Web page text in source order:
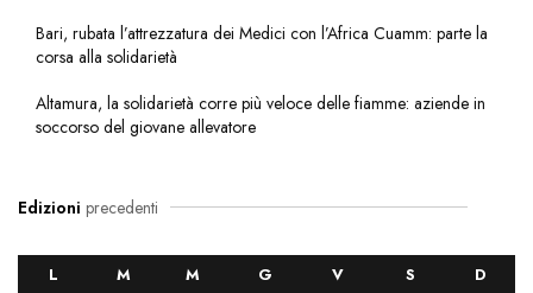
Bari, rubata l’attrezzatura dei Medici con l’Africa Cuamm: parte la
corsa alla solidarietà
Altamura, la solidarietà corre più veloce delle fiamme: aziende in
soccorso del giovane allevatore
Edizioni precedenti
L M M G V S
D